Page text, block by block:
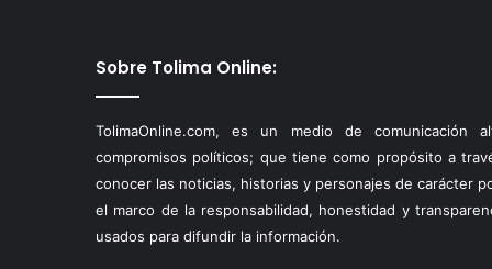
Sobre Tolima Online:
TolimaOnline.com, es un medio de comunicación
compromisos políticos; que tiene como propósito a
conocer las noticias, historias y personajes de carácter
el marco de la responsabilidad, honestidad y
usados para difundir la información.